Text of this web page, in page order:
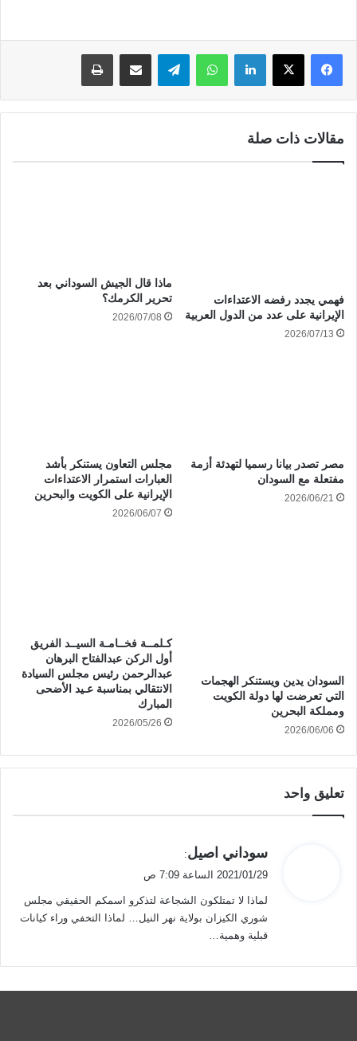
لينكدإن واتساب
مقالات ذات صلة
فهمي يجدد رفضه الاعتداءات
الإيرانية على عدد من الدول العربية
2026/07/13
ماذا قال الجيش السوداني بعد
تحرير الكرمك؟
2026/07/08
مصر تصدر بيانا رسميا لتهدئة أزمة
مفتعلة مع السودان
2026/06/21
مجلس التعاون يستنكر بأشد
العبارات استمرار الاعتداءات
الإيرانية على الكويت والبحرين
2026/06/07
السودان يدين ويستنكر الهجمات
التي تعرضت لها دولة الكويت
ومملكة البحرين
2026/06/06
كـلمــة فخــامـة السيــد الفريق
أول الركن عبدالفتاح البرهان
عبدالرحمن رئيس مجلس السيادة
الانتقالي بمناسبة عـيد الأضحى
المبارك
2026/05/26
تعليق واحد
ي
ل
سوداني اصيل:
2021/01/29 الساعة 7:09 ص
لماذا لا تمتلكون الشجاعة لتذكرو اسمكم الحقيقي مجلس
شوري الكيزان بولاية نهر النيل… لماذا التخفي وراء كيانات
قبلية وهمية…